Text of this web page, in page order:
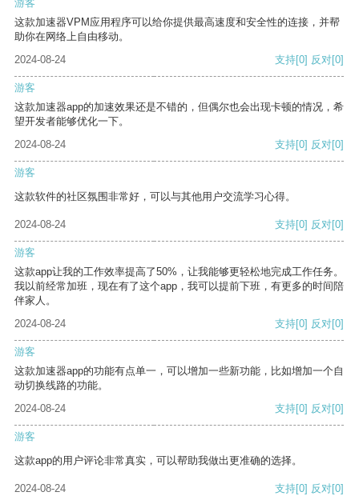
游客
这款加速器VPM应用程序可以给你提供最高速度和安全性的连接，并帮
助你在网络上自由移动。
2024-08-24
支持[0] 反对[0]
游客
这款加速器app的加速效果还是不错的，但偶尔也会出现卡顿的情况，希
望开发者能够优化一下。
2024-08-24
支持[0] 反对[0]
游客
这款软件的社区氛围非常好，可以与其他用户交流学习心得。
2024-08-24 支持[0] 反对[0]
游客
这款app让我的工作效率提高了50%，让我能够更轻松地完成工作任务。
我以前经常加班，现在有了这个app，我可以提前下班，有更多的时间陪
伴家人。
2024-08-24
支持[0] 反对[0]
游客
这款加速器app的功能有点单一，可以增加一些新功能，比如增加一个自
动切换线路的功能。
2024-08-24
支持[0] 反对[0]
游客
这款app的用户评论非常真实，可以帮助我做出更准确的选择。
2024-08-24 支持[0] 反对[0]